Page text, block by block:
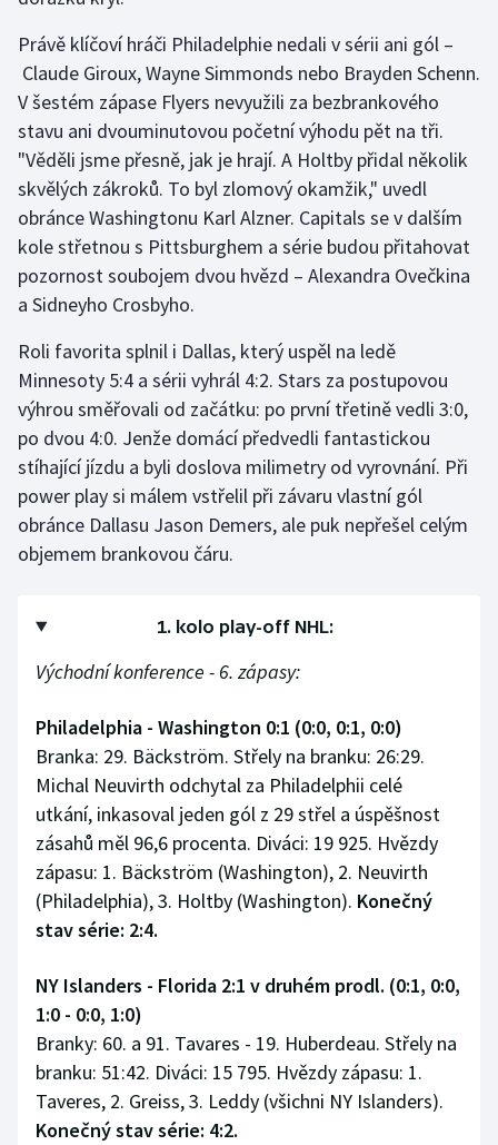
Právě klíčoví hráči Philadelphie nedali v sérii ani gól –
Claude Giroux, Wayne Simmonds nebo Brayden Schenn.
V šestém zápase Flyers nevyužili za bezbrankového
stavu ani dvouminutovou početní výhodu pět na tři.
"Věděli jsme přesně, jak je hrají. A Holtby přidal několik
skvělých zákroků. To byl zlomový okamžik," uvedl
obránce Washingtonu Karl Alzner. Capitals se v dalším
kole střetnou s Pittsburghem a série budou přitahovat
pozornost soubojem dvou hvězd – Alexandra Ovečkina
a Sidneyho Crosbyho.
Roli favorita splnil i Dallas, který uspěl na ledě
Minnesoty 5:4 a sérii vyhrál 4:2. Stars za postupovou
výhrou směřovali od začátku: po první třetině vedli 3:0,
po dvou 4:0. Jenže domácí předvedli fantastickou
stíhající jízdu a byli doslova milimetry od vyrovnání. Při
power play si málem vstřelil při závaru vlastní gól
obránce Dallasu Jason Demers, ale puk nepřešel celým
objemem brankovou čáru.
1. kolo play-off NHL:
Východní konference - 6. zápasy:
Philadelphia - Washington 0:1 (0:0, 0:1, 0:0)
Branka: 29. Bäckström. Střely na branku: 26:29.
Michal Neuvirth odchytal za Philadelphii celé
utkání, inkasoval jeden gól z 29 střel a úspěšnost
zásahů měl 96,6 procenta. Diváci: 19 925. Hvězdy
zápasu: 1. Bäckström (Washington), 2. Neuvirth
(Philadelphia), 3. Holtby (Washington). Konečný
stav série: 2:4.
NY Islanders - Florida 2:1 v druhém prodl. (0:1, 0:0,
1:0 - 0:0, 1:0)
Branky: 60. a 91. Tavares - 19. Huberdeau. Střely na
branku: 51:42. Diváci: 15 795. Hvězdy zápasu: 1.
Taveres, 2. Greiss, 3. Leddy (všichni NY Islanders).
Konečný stav série: 4:2.